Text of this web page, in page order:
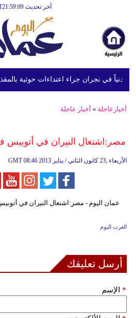
آخر تحديث GMT21:59:09
أخبارعاجلة » أخبار عاجلة
مصر:اشتعال النيران في أتوبيس
GMT 08:46 2013 الأربعاء ,23 كانون الثاني / يناير
العرب اليوم
أرسل تعليقك
الإسم *